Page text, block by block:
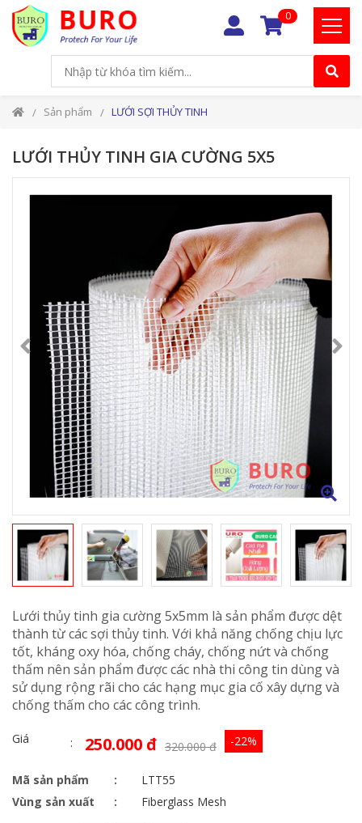
0
Sản phẩm LƯỚI SỢI THỦY TINH
LƯỚI THỦY TINH GIA CƯỜNG 5X5
Lưới thủy tinh gia cường 5x5mm là sản phẩm được dệt
thành từ các sợi thủy tinh. Với khả năng chống chịu lực
tốt, kháng oxy hóa, chống cháy, chống nứt và chống
thấm nên sản phẩm được các nhà thi công tin dùng và
sử dụng rộng rãi cho các hạng mục gia cố xây dựng và
chống thấm cho các công trình.
Giá 250.000 đ 320.000 đ -22%
Mã sản phẩm
LTT55
Vùng sản xuất
Fiberglass Mesh